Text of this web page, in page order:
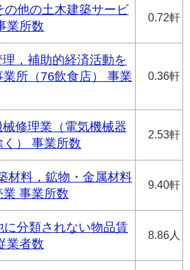
の他の土木建築サービ
業所数
0.72軒
理，補助的経済活動を
業所（76飲食店） 事業
0.36軒
修理業（電気機械器
く） 事業所数
2.53軒
材料，鉱物・金属材料
業 事業所数
9.40軒
に分類されない物品賃
業者数
8.86人